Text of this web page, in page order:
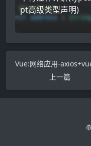
pt高级类型声明)
上一篇